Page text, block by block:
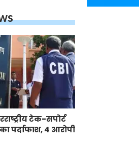
टेक-सपोर्ट
पर्दाफाश, 4 आरोपी